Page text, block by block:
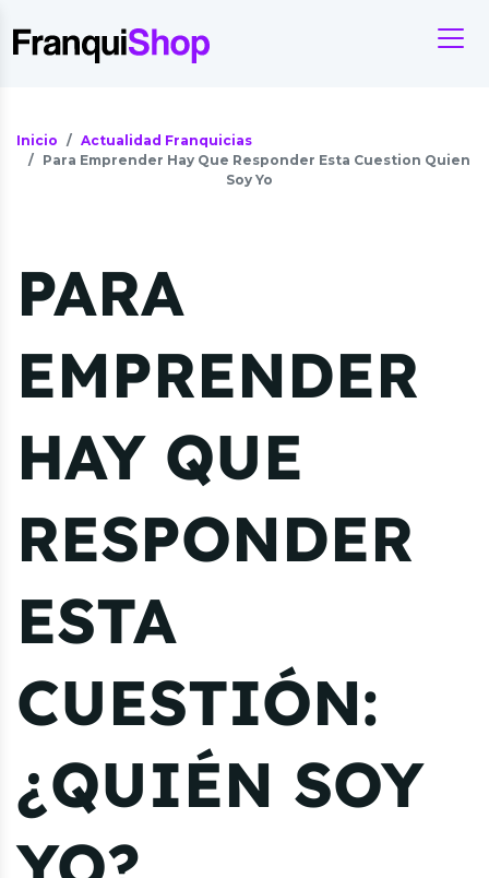
Inicio
Actualidad Franquicias
Para Emprender Hay Que Responder Esta Cuestion Quien
Soy Yo
PARA
EMPRENDER
HAY QUE
RESPONDER
ESTA
CUESTIÓN:
¿QUIÉN SOY